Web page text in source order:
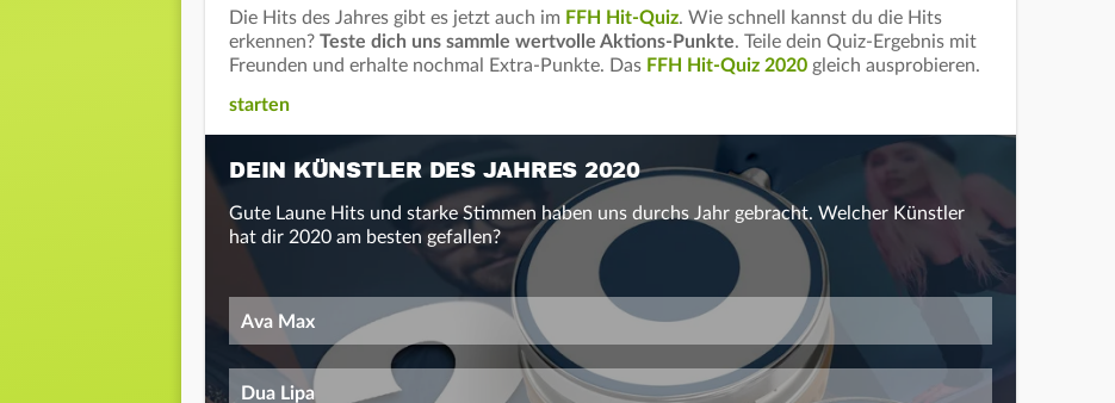
Die Hits des Jahres gibt es jetzt auch im FFH Hit-Quiz. Wie schnell kannst du die Hits
erkennen? Teste dich uns sammle wertvolle Aktions-Punkte. Teile dein Quiz-Ergebnis mit
Freunden und erhalte nochmal Extra-Punkte. Das FFH Hit-Quiz 2020 gleich ausprobieren.
starten
DEIN KÜNSTLER DES JAHRES 2020
Gute Laune Hits und starke Stimmen haben uns durchs Jahr gebracht. Welcher Künstler
hat dir 2020 am besten gefallen?
Ava Max
Dua Lipa